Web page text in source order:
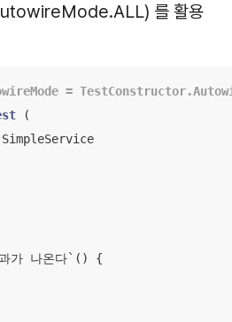
를 활용
=
(
가 나온다` () {